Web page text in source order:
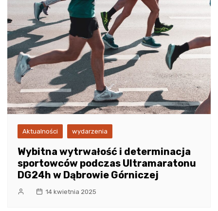
Aktualności wydarzenia
Wybitna wytrwałość i determinacja
sportowców podczas Ultramaratonu
DG24h w Dąbrowie Górniczej
14 kwietnia 2025